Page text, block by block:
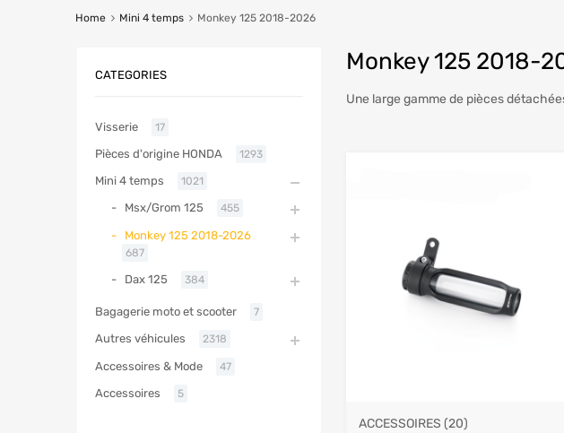
Home Mini 4 temps Monkey 125 2018-2026
Monkey 125 2018-
Une large gamme de pièces
ACCESSOIRES (20)
CATEGORIES
Visserie 17
Pièces d'origine HONDA 1293
Mini 4 temps 1021
Msx/Grom 125 455
Monkey 125 2018-2026
687
Dax 125 384
Bagagerie moto et scooter 7
Autres véhicules 2318
Accessoires & Mode 47
Accessoires 5